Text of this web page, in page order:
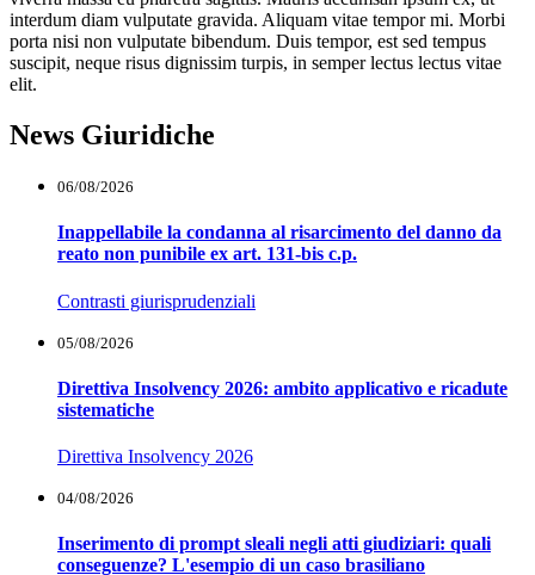
interdum diam vulputate gravida. Aliquam vitae tempor mi. Morbi
porta nisi non vulputate bibendum. Duis tempor, est sed tempus
suscipit, neque risus dignissim turpis, in semper lectus lectus vitae
elit.
News Giuridiche
06/08/2026
Inappellabile la condanna al risarcimento del danno da
reato non punibile ex art. 131-bis c.p.
Contrasti giurisprudenziali
05/08/2026
Direttiva Insolvency 2026: ambito applicativo e ricadute
sistematiche
Direttiva Insolvency 2026
04/08/2026
Inserimento di prompt sleali negli atti giudiziari: quali
conseguenze? L'esempio di un caso brasiliano